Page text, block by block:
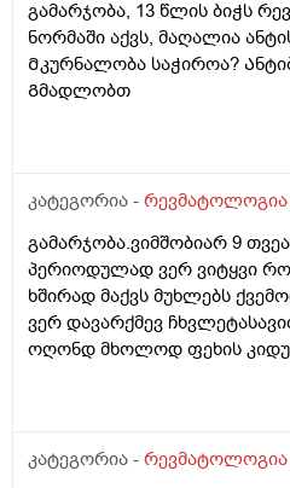
გამარჯობა, 13 წლის ბიჭს
ნორმაში აქვს, მაღალია
Მკურნალობა საჭიროა?
Გმადლობთ
კატეგორია - რევმატოლოგია
გამარჯობა.ვიმშობიარ 9
პერიოდულად ვერ ვიტყვი
ხშირად მაქვს მუხლებს
ვერ დავარქმევ
ოღონდ მხოლოდ ფეხის
კატეგორია - რევმატოლოგია